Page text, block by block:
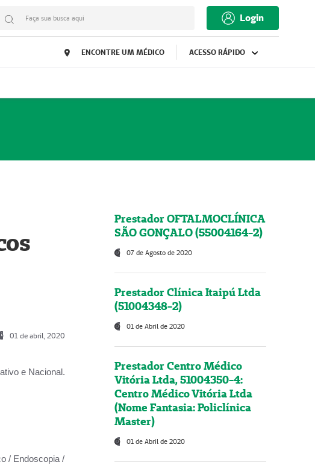
Faça sua busca aqui Login
ENCONTRE UM MÉDICO ACESSO RÁPIDO
01 de abril, 2020
e Nacional.
/ Endoscopia /
Prestador OFTALMOCLÍNICA
SÃO GONÇALO (55004164-2)
07 de Agosto de 2020
Prestador Clínica Itaipú Ltda
(51004348-2)
01 de Abril de 2020
Prestador Centro Médico
Vitória Ltda, 51004350-4:
Centro Médico Vitória Ltda
(Nome Fantasia: Policlínica
Master)
01 de Abril de 2020